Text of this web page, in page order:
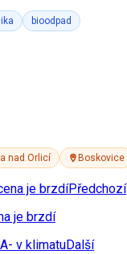
bioodpad
nad Orlicí Boskovice
Předchozí
je brzdí
Další